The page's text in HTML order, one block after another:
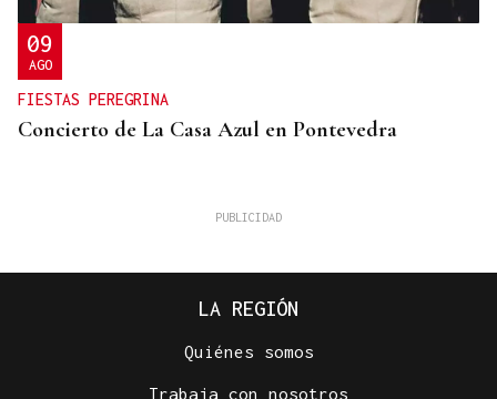
09
AGO
FIESTAS PEREGRINA
Concierto de La Casa Azul en Pontevedra
LA REGIÓN
Quiénes somos
Trabaja con nosotros